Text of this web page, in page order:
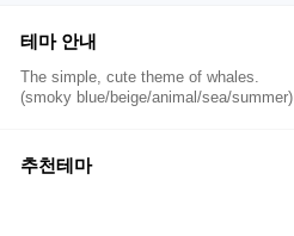
테마 안내
The simple, cute theme of whales.
(smoky blue/beige/animal/sea/summer)
추천테마